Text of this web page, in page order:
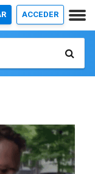
ACCEDER